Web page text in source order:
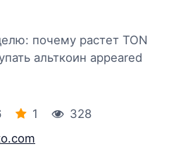
почему растет TON
альткоин appeared
1
328